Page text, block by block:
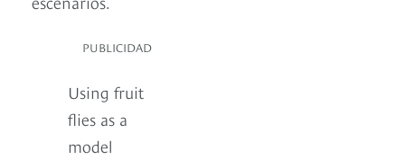
PUBLICIDAD
Using fruit
flies as a
model